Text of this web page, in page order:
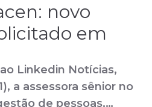
novo
em
Linkedin Notícias,
a assessora sênior no
de pessoas,